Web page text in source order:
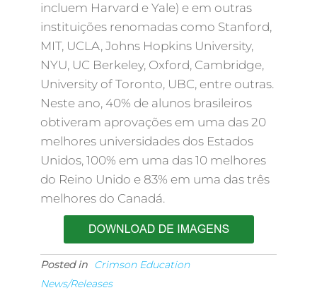
incluem Harvard e Yale) e em outras
instituições renomadas como Stanford,
MIT, UCLA, Johns Hopkins University,
NYU, UC Berkeley, Oxford, Cambridge,
University of Toronto, UBC, entre outras.
Neste ano, 40% de alunos brasileiros
obtiveram aprovações em uma das 20
melhores universidades dos Estados
Unidos, 100% em uma das 10 melhores
do Reino Unido e 83% em uma das três
melhores do Canadá.
Posted in
Crimson Education
News/Releases